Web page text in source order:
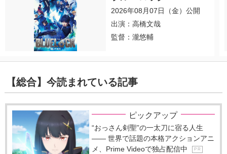
2026年08月07日（金）公開
出演：高橋文哉
監督：瀧悠輔
【総合】今読まれている記事
ピックアップ
“おっさん剣聖”の一太刀に宿る人生
―― 世界で話題の本格アクションアニ
メ、Prime Videoで独占配信中
P R